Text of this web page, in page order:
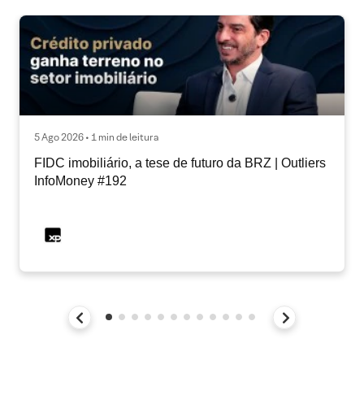
5 Ago 2026 • 1 min de leitura
FIDC imobiliário, a tese de futuro da BRZ | Outliers
InfoMoney #192